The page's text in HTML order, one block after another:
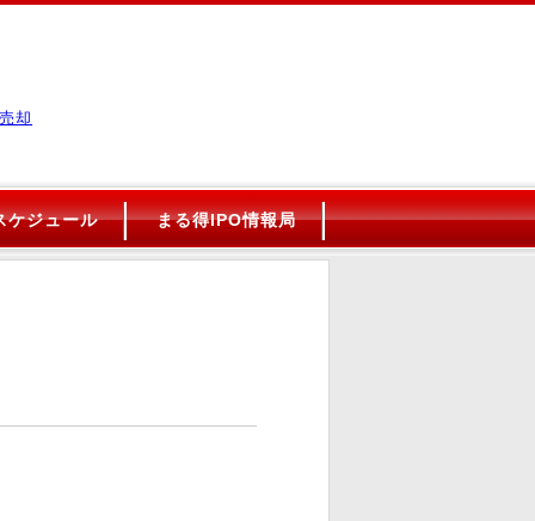
売却
ケジュール まる得IPO情報局